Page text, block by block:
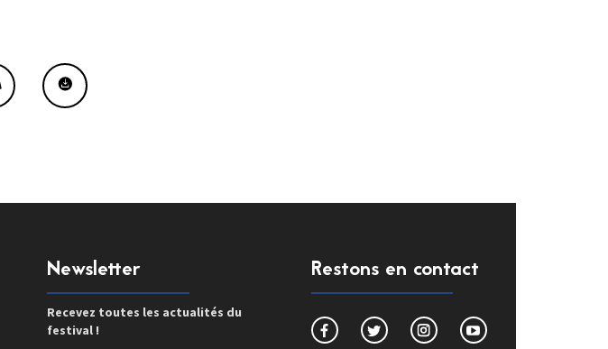
Newsletter
Recevez toutes les actualités du
festival !
Restons en contact